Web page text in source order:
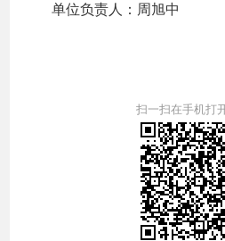
单位负责人：周旭中
扫一扫在手机打